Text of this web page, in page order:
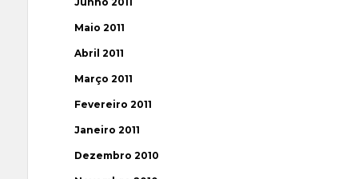
Maio 2011
Abril 2011
Março 2011
Fevereiro 2011
Janeiro 2011
Dezembro 2010